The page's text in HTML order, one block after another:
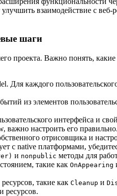
улучшить взаимодействие с
шаги
проекта. Важно понять,
Для каждого
из элементов
интерфейса и
важно настроить его
отрисовщика и
с native платформами,
и nonpublic методы для
такие как OnAppearing
такие как Cleanup и
ресурсов.